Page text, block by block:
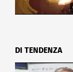
DI TENDENZA